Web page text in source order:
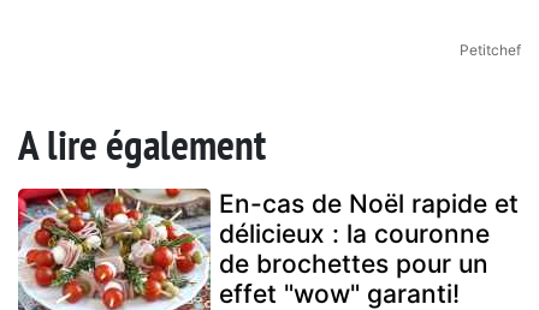
Petitchef
A lire également
En-cas de Noël rapide et
délicieux : la couronne
de brochettes pour un
effet "wow" garanti!